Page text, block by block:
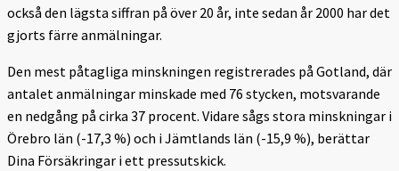
också den lägsta siffran på över 20 år, inte sedan år 2000 har det
gjorts färre anmälningar.
Den mest påtagliga minskningen registrerades på Gotland, där
antalet anmälningar minskade med 76 stycken, motsvarande
en nedgång på cirka 37 procent. Vidare sågs stora minskningar i
Örebro län (-17,3 %) och i Jämtlands län (-15,9 %), berättar
Dina Försäkringar i ett pressutskick.